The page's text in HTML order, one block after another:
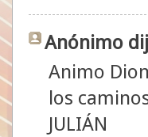
Anónimo
Animo
los
JULIÁN